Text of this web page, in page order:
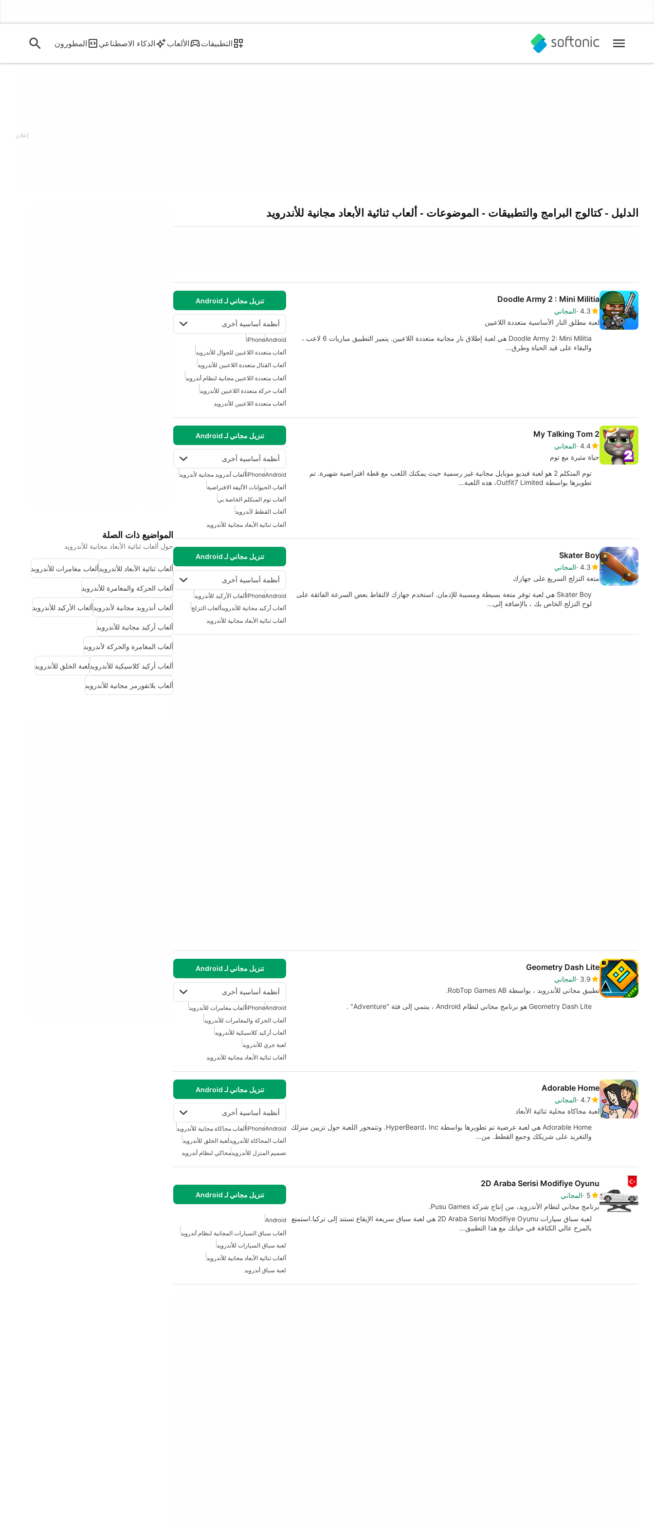
التطبيقات الألعاب الذكاء الاصطناعي المطورون
الدليل - كتالوج البرامج والتطبيقات - الموضوعات - ألعاب ثنائية الأبعاد مجانية للأندرويد
Doodle Army 2 : Mini Militia
4.3 المجاني
لعبة مطلق النار الأساسية متعددة اللاعبين
تنزيل مجاني لـ Android
أنظمة أساسية أخرى
Doodle Army 2: Mini Militia هي لعبة إطلاق نار مجانية متعددة اللاعبين. يتميز التطبيق مباريات 6 لاعب ،
والبقاء على قيد الحياة وطرق…
Android
iPhone
ألعاب متعددة اللاعبين للجوال للأندرويد
ألعاب القتال متعددة اللاعبين للأندرويد
ألعاب متعددة اللاعبين مجانية لنظام أندرويد
ألعاب حركة متعددة اللاعبين للأندرويد
ألعاب متعددة اللاعبين للأندرويد
My Talking Tom 2
4.4 المجاني
حياة مثيرة مع توم
تنزيل مجاني لـ Android
أنظمة أساسية أخرى
توم المتكلم 2 هو لعبة فيديو موبايل مجانية غير رسمية حيث يمكنك اللعب مع قطة افتراضية شهيرة. تم
تطويرها بواسطة Outfit7 Limited، هذه اللعبة…
Android
iPhoneألعاب أندرويد مجانية لأندرويد
ألعاب الحيوانات الأليفة الافتراضية
ألعاب توم المتكلم الخاصة بي
ألعاب القطط لأندرويد
ألعاب ثنائية الأبعاد مجانية للأندرويد
Skater Boy
4.3 المجاني
متعة التزلج السريع على جهازك
تنزيل مجاني لـ Android
أنظمة أساسية أخرى
Skater Boy هي لعبة توفر متعة بسيطة ومسببة للإدمان. استخدم جهازك لالتقاط بعض السرعة الفائقة على
لوح التزلج الخاص بك ، بالإضافة إلى…
Android
iPhoneألعاب الأركيد للأندرويد
ألعاب أركيد مجانية للأندرويدألعاب التزلج
ألعاب ثنائية الأبعاد مجانية للأندرويد
Geometry Dash Lite
3.9 المجاني
تطبيق مجاني للأندرويد ، بواسطة RobTop Games AB.
تنزيل مجاني لـ Android
أنظمة أساسية أخرى
Geometry Dash Lite هو برنامج مجاني لنظام Android ، ينتمي إلى فئة "Adventure" .
Android
iPhoneألعاب مغامرات للأندرويد
ألعاب الحركة والمغامرات للأندرويد
ألعاب أركيد كلاسيكية للأندرويد
لعبة جري للأندرويد
ألعاب ثنائية الأبعاد مجانية للأندرويد
Adorable Home
4.7 المجاني
لعبة محاكاة محلية ثنائية الأبعاد
تنزيل مجاني لـ Android
أنظمة أساسية أخرى
Adorable Home هي لعبة عرضية تم تطويرها بواسطة HyperBeard، Inc. وتتمحور اللعبة حول تزيين منزلك
والتغريد على شريكك وجمع القطط. من…
Android
iPhoneألعاب محاكاة مجانية للأندرويد
ألعاب المحاكاة للأندرويدلعبة الخلق للأندرويد
تصميم المنزل للأندرويدمحاكي لنظام أندرويد
2D Araba Serisi Modifiye Oyunu
5 المجاني
برنامج مجاني لنظام الأندرويد، من إنتاج شركة Pusu Games.
تنزيل مجاني لـ Android
لعبة سباق سيارات 2D Araba Serisi Modifiye Oyunu هي لعبة سباق سريعة الإيقاع تستند إلى تركيا.استمتع
بالمرح عالي الكثافة في حياتك مع هذا التطبيق…
Android
ألعاب سباق السيارات المجانية لنظام أندرويد
لعبة سباق السيارات للأندرويد
ألعاب ثنائية الأبعاد مجانية للأندرويد
لعبة سباق أندرويد
المواضيع ذات الصلة
حول ألعاب ثنائية الأبعاد مجانية للأندرويد
ألعاب ثنائية الأبعاد للأندرويدألعاب مغامرات للأندرويد
ألعاب الحركة والمغامرة للأندرويد
ألعاب أندرويد مجانية لأندرويدألعاب الأركيد للأندرويد
ألعاب أركيد مجانية للأندرويد
ألعاب المغامرة والحركة لأندرويد
ألعاب أركيد كلاسيكية للأندرويدلعبة الخلق للأندرويد
ألعاب بلاتفورمر مجانية للأندرويد